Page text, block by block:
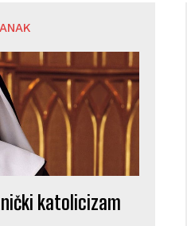
katolicizam